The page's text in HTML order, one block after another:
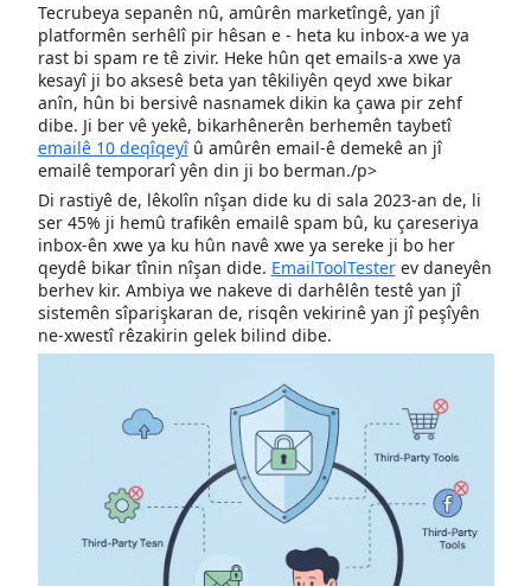
Tecrubeya sepanên nû, amûrên marketîngê, yan jî
platformên serhêlî pir hêsan e - heta ku inbox-a we ya
rast bi spam re tê zivir. Heke hûn qet emails-a xwe ya
kesayî ji bo aksesê beta yan têkiliyên qeyd xwe bikar
anîn, hûn bi bersivê nasnamek dikin ka çawa pir zehf
dibe. Ji ber vê yekê, bikarhênerên berhemên taybetî
emailê 10 deqîqeyîû amûrên email-ê demekê an jî
emailê temporarî yên din ji bo berman./p>
Di rastiyê de, lêkolîn nîşan dide ku di sala 2023-an de, li
ser 45% ji hemû trafikên emailê spam bû, ku çareseriya
inbox-ên xwe ya ku hûn navê xwe ya sereke ji bo her
qeydê bikar tînin nîşan dide. EmailToolTesterev daneyên
berhev kir. Ambiya we nakeve di darhêlên testê yan jî
sistemên sîparişkaran de, risqên vekirinê yan jî peşîyên
ne-xwestî rêzakirin gelek bilind dibe.